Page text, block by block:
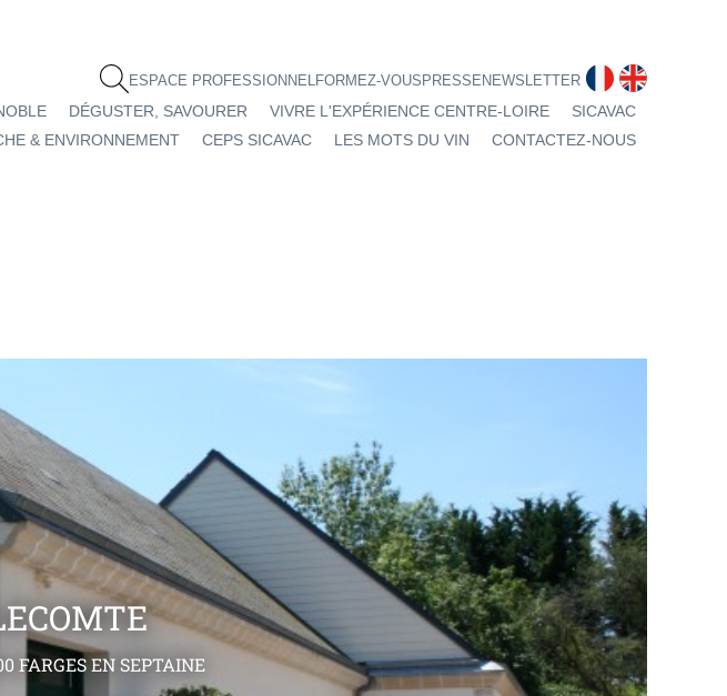
ESPACE PROFESSIONNEL FORMEZ-VOUSPRESSENEWSLETTER fr en
DÉGUSTER, SAVOURER VIVRE L'EXPÉRIENCE CENTRE-LOIRE
SICAVAC
& ENVIRONNEMENT
CEPS SICAVAC LES MOTS DU VIN CONTACTEZ-NOUS
FARGES EN SEPTAINE